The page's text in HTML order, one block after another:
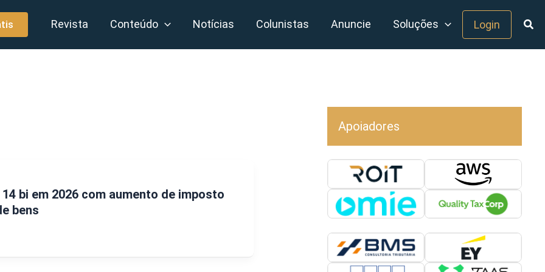
Revista Conteúdo Notícias Colunistas Anuncie Soluções Login
bi em 2026 com aumento de imposto
bens
Apoiadores